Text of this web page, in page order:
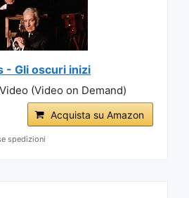
- Gli oscuri inizi
(Video on Demand)
Acquista su Amazon
spedizioni